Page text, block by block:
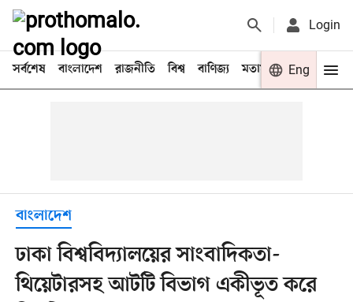
Login
সর্বশেষ বাংলাদেশ রাজনীতি বিশ্ব বাণিজ্য মতামত খেলা
Eng
বাংলাদেশ
ঢাকা বিশ্ববিদ্যালয়ের সাংবাদিকতা-
থিয়েটারসহ আটটি বিভাগ একীভূত করে